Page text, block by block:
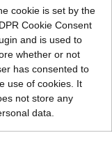
cookie is set by the
Cookie Consent
and is used to
whether or not
has consented to
use of cookies. It
not store any
data.